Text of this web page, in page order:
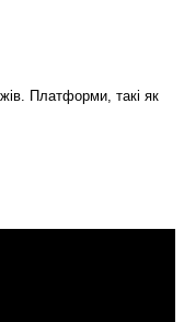
Платформи, такі як